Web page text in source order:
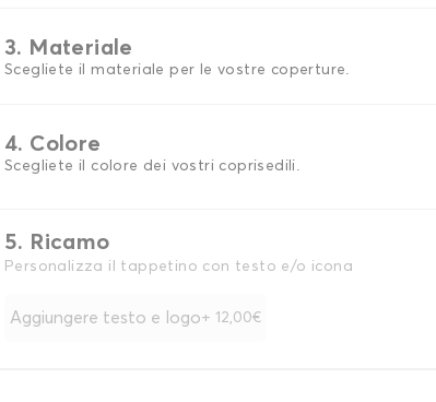
3. Materiale
Scegliete il materiale per le vostre coperture.
4. Colore
Scegliete il colore dei vostri coprisedili.
5. Ricamo
Personalizza il tappetino con testo e/o icona
Aggiungere testo e logo + 12,00€